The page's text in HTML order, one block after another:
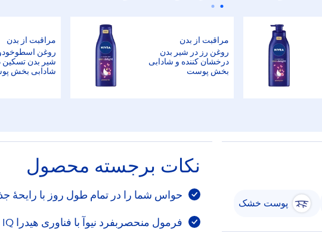
مراقبت از بدن
روغن رز در شیر بدن
درخشان کننده و شادابی
بخش پوست
مراقبت از بدن
روغن
شیر بدن تسکین
شادابی بخش
پوست خشک
نکات برجسته محصول
حواس شما را در تمام طول روز با
فرمول منحصربفرد نیوآ با فناوری هیدرا IQ